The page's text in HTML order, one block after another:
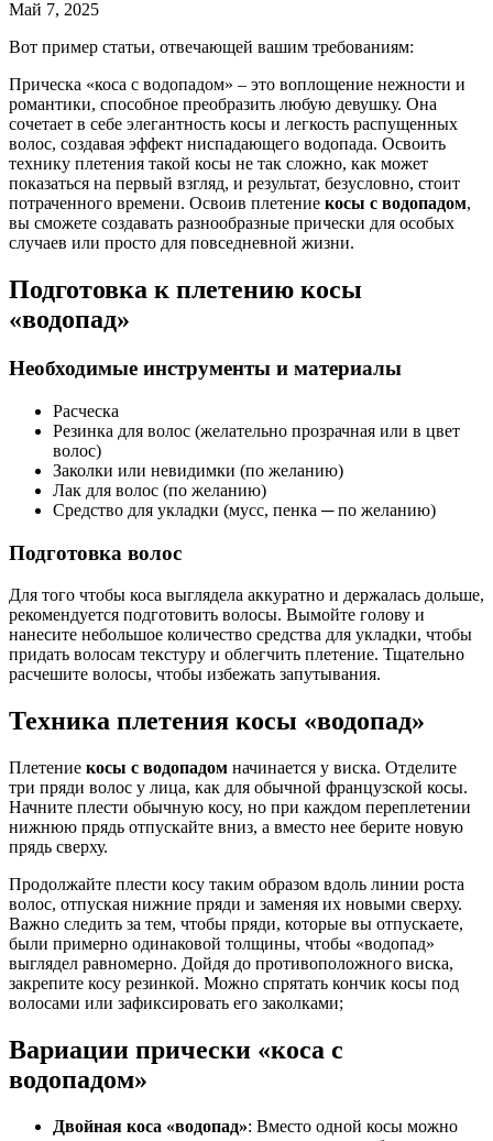
Май 7, 2025
Вот пример статьи, отвечающей вашим требованиям:
Прическа «коса с водопадом» – это воплощение нежности и
романтики, способное преобразить любую девушку. Она
сочетает в себе элегантность косы и легкость распущенных
волос, создавая эффект ниспадающего водопада. Освоить
технику плетения такой косы не так сложно, как может
показаться на первый взгляд, и результат, безусловно, стоит
потраченного времени. Освоив плетение косы с водопадом,
вы сможете создавать разнообразные прически для особых
случаев или просто для повседневной жизни.
Подготовка к плетению косы
«водопад»
Необходимые инструменты и материалы
Расческа
Резинка для волос (желательно прозрачная или в цвет
волос)
Заколки или невидимки (по желанию)
Лак для волос (по желанию)
Средство для укладки (мусс, пенка ─ по желанию)
Подготовка волос
Для того чтобы коса выглядела аккуратно и держалась дольше,
рекомендуется подготовить волосы. Вымойте голову и
нанесите небольшое количество средства для укладки, чтобы
придать волосам текстуру и облегчить плетение. Тщательно
расчешите волосы, чтобы избежать запутывания.
Техника плетения косы «водопад»
Плетение косы с водопадом начинается у виска. Отделите
три пряди волос у лица, как для обычной французской косы.
Начните плести обычную косу, но при каждом переплетении
нижнюю прядь отпускайте вниз, а вместо нее берите новую
прядь сверху.
Продолжайте плести косу таким образом вдоль линии роста
волос, отпуская нижние пряди и заменяя их новыми сверху.
Важно следить за тем, чтобы пряди, которые вы отпускаете,
были примерно одинаковой толщины, чтобы «водопад»
выглядел равномерно. Дойдя до противоположного виска,
закрепите косу резинкой. Можно спрятать кончик косы под
волосами или зафиксировать его заколками;
Вариации прически «коса с
водопадом»
Двойная коса «водопад»: Вместо одной косы можно